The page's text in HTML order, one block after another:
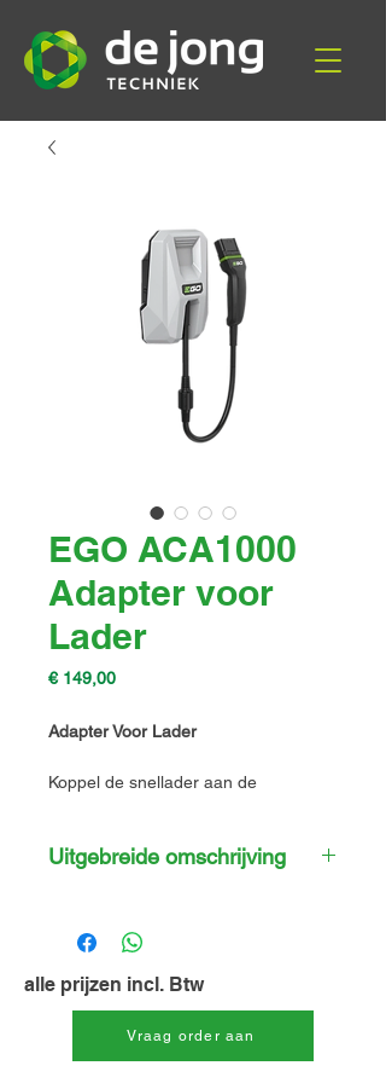
EGO ACA1000
Adapter voor
Lader
€ 149,00Prijs
Adapter Voor Lader
Koppel de snellader aan de
Uitgebreide omschrijving
met onze ACA1000 omvormer. Zo
hebt u maar één lader nodig.
Compatibel met de CHU6000
multipoort laadcase en onze
CH5500E snellader. Sluit de
omvormer aan op de snellader en
alle prijzen incl. Btw
Vraag order aan